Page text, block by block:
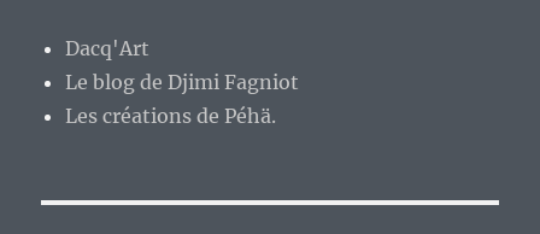
Dacq'Art
Le blog de Djimi Fagniot
Les créations de Péhä.